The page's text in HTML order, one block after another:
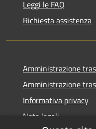
Leggi le FAQ
Richiesta assistenza
Amministrazione
Amministrazione
Informativa privacy
Note legali